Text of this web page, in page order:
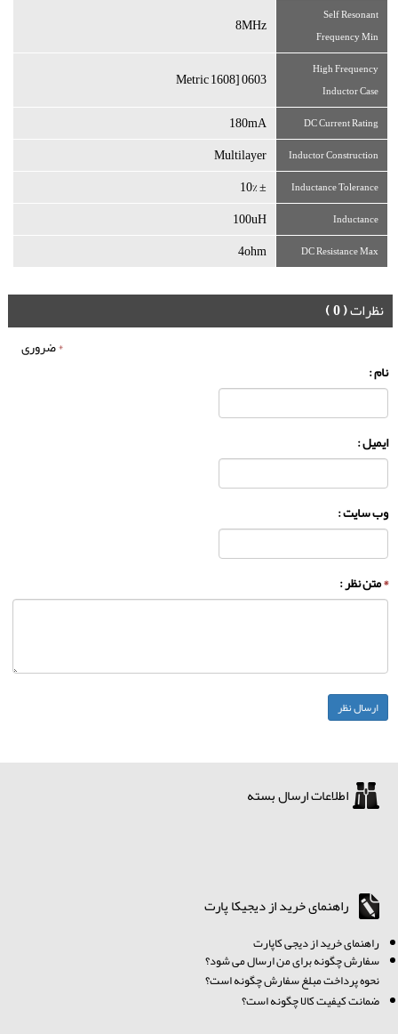
8MHz
Self Resonant
Frequency Min
0603 [1608 Metric
High Frequency
Inductor Case
180mA DC Current Rating
Multilayer Inductor Construction
± 10% Inductance Tolerance
100uH Inductance
4ohm DC Resistance Max
نظرات( 0 )
*ضروری
نام :
ایمیل :
وب سایت :
*متن نظر :
اطلاعات ارسال بسته
راهنمای خرید از دیجیکا پارت
راهنمای خرید از دیجی کاپارت
سفارش چگونه برای من ارسال می شود؟
نحوه پرداخت مبلغ سفارش چگونه است؟
ضمانت کیفیت کالا چگونه است؟